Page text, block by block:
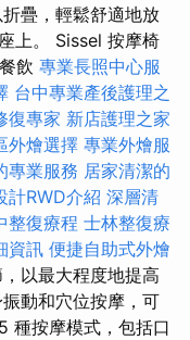
疊，輕鬆舒適地放
上。 Sissel 按摩椅
飲 專業長照中心服
台中專業產後護理之
復專家 新店護理之家
外燴選擇 專業外燴服
專業服務 居家清潔的
計RWD介紹 深層清
整復療程 士林整復療
資訊 便捷自助式外燴
以最大程度地提高
動和穴位按摩，可
種按摩模式，包括口